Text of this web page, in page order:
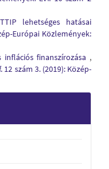
lehetséges hatásai
Európai Közlemények:
finanszírozása ,
szám 3. (2019): Közép-